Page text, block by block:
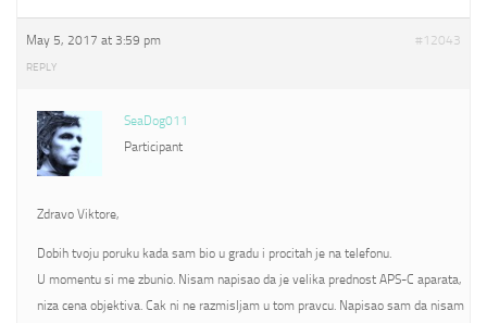
May 5, 2017 at 3:59 pm #12043
REPLY
SeaDog011
Participant
Zdravo Viktore,
Dobih tvoju poruku kada sam bio u gradu i procitah je na telefonu.
U momentu si me zbunio. Nisam napisao da je velika prednost APS-C aparata,
niza cena objektiva. Cak ni ne razmisljam u tom pravcu. Napisao sam da nisam